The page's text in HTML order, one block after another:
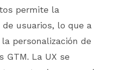
permite la
de usuarios, lo que a
personalización de
GTM. La UX se